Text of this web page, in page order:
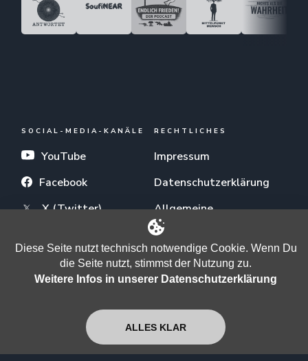
SOCIAL-MEDIA-KANÄLE
YouTube
Facebook
X (Twitter)
Odysee
Instagram
RECHTLICHES
Impressum
Datenschutzerklärung
Allgemeine
Nutzungsbedingungen
Diese Seite nutzt technisch notwendige Cookie. Wenn Du
die Seite nutzt, stimmst der Nutzung zu.
Weitere Infos in unserer Datenschutzerklärung
ALLES KLAR